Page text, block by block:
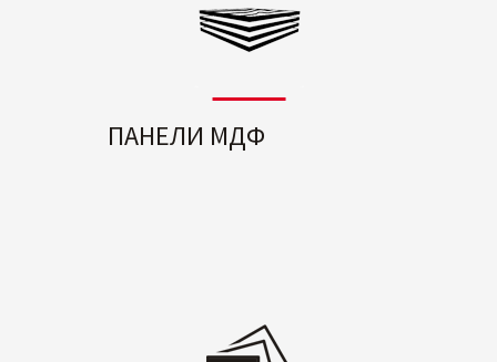
ПАНЕЛИ МДФ